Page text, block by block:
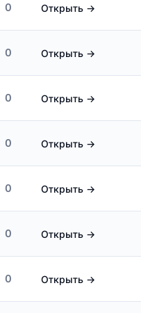
0 Открыть →
0 Открыть →
0 Открыть →
0 Открыть →
0 Открыть →
0 Открыть →
0 Открыть →